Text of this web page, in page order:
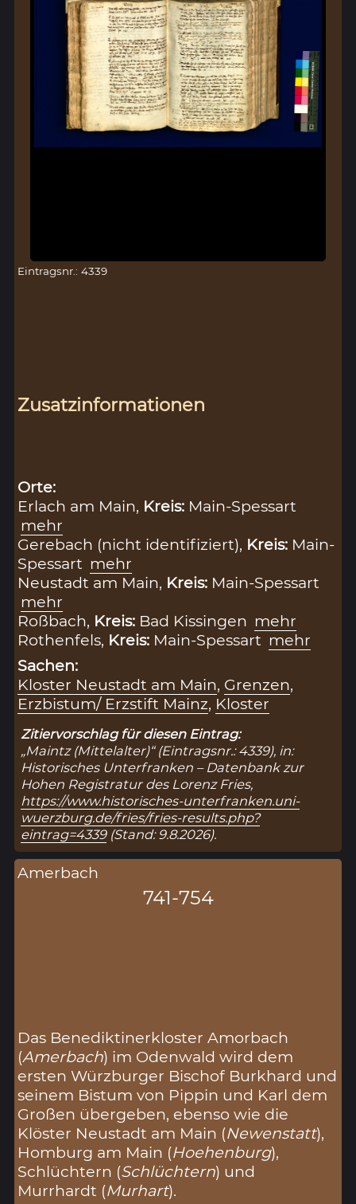
Eintragsnr.: 4339
Zusatzinformationen
Orte:
Erlach am Main, Kreis: Main-Spessart
mehr
Gerebach (nicht identifiziert), Kreis: Main-
Spessart mehr
Neustadt am Main, Kreis: Main-Spessart
mehr
Roßbach, Kreis: Bad Kissingen mehr
Rothenfels, Kreis: Main-Spessart mehr
Sachen:
Kloster Neustadt am Main, Grenzen,
Erzbistum/ Erzstift Mainz, Kloster
Zitiervorschlag für diesen Eintrag:
„Maintz (Mittelalter)“ (Eintragsnr.: 4339), in:
Historisches Unterfranken – Datenbank zur
Hohen Registratur des Lorenz Fries,
https://www.historisches-unterfranken.uni-
wuerzburg.de/fries/fries-results.php?
eintrag=4339(Stand: 9.8.2026).
Amerbach
741-754
Das Benediktinerkloster Amorbach
(Amerbach) im Odenwald wird dem
ersten Würzburger Bischof Burkhard und
seinem Bistum von Pippin und Karl dem
Großen übergeben, ebenso wie die
Klöster Neustadt am Main (Newenstatt),
Homburg am Main (Hoehenburg),
Schlüchtern (Schlüchtern) und
Murrhardt (Murhart).